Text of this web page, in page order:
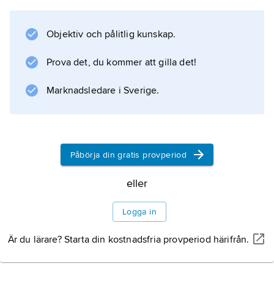
Objektiv och pålitlig kunskap.
Prova det, du kommer att gilla det!
Marknadsledare i Sverige.
Påbörja din gratis provperiod
eller
Logga in
Är du lärare? Starta din kostnadsfria provperiod härifrån.